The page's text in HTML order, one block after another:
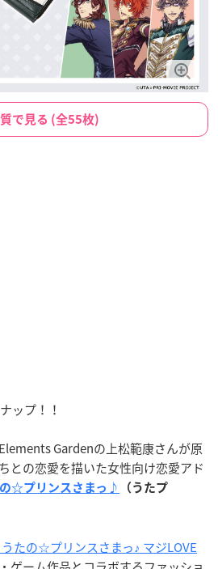
で見る (全55枚)
ップ！！
Gardenの上松範康さんが原
との恋愛を描いた女性向け恋愛アド
☆プリンスさまっ♪
（うたプ
たの☆プリンスさまっ♪ マジLOVE